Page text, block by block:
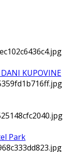
KUPOVINE
Park